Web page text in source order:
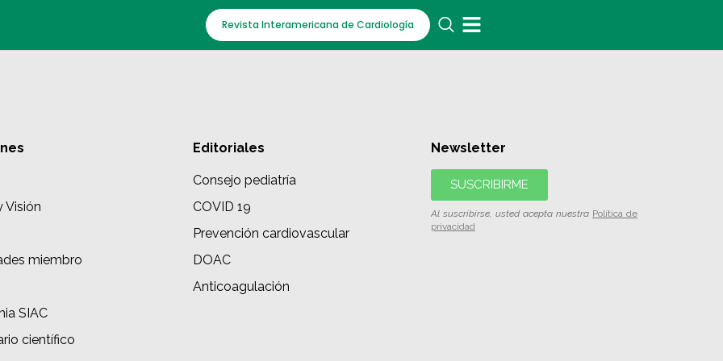
Revista Interamericana de Cardiología
Visión
miembro
SIAC
científico
Editoriales
Consejo pediatría
COVID 19
Prevención cardiovascular
DOAC
Anticoagulación
Newsletter
SUSCRIBIRME
Al suscribirse, usted acepta nuestra Política de
privacidad